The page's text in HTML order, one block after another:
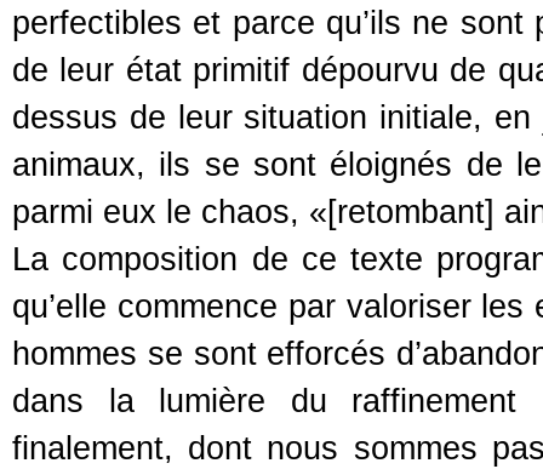
perfectibles et parce qu’ils ne
de leur état primitif dépourvu de
dessus de leur situation initiale,
animaux, ils se sont éloignés de
parmi eux le chaos, «[retombant]
La composition de ce texte
qu’elle commence par valoriser
hommes se sont efforcés
dans la lumière du raffinement
finalement, dont nous sommes